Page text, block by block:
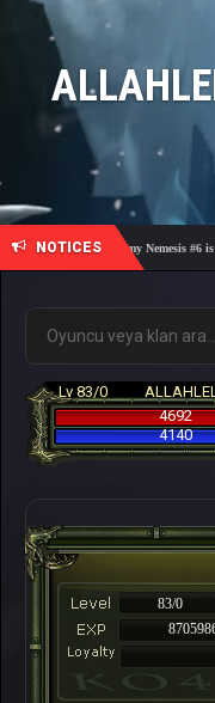
NOTICES
🎓 Academy Nemesis #6 is
Lv 83/0
4692
4140
83/0